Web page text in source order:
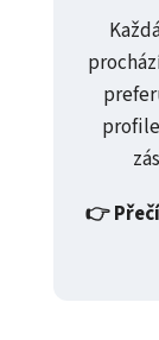
👉